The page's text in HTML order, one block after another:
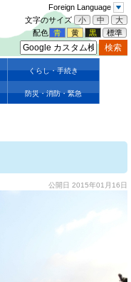
Foreign Language
文字のサイズ
小 中
大
配色 青 黄 黒 標準
くらし・手続き
防災・消防・緊急
公開日 2015年01月16日